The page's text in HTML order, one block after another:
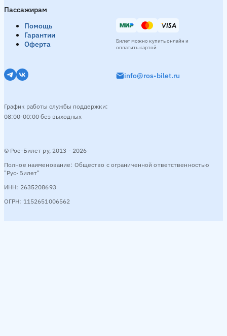
Пассажирам
Помощь
Гарантии
Оферта
© Рос-Билет ру, 2013 - 2026
Полное наименование: Общество с ограниченной ответственностью
"Рус-Билет"
ИНН: 2635208693
ОГРН: 1152651006562
info@ros-bilet.ru
График работы службы поддержки:
08:00-00:00 без выходных
Билет можно купить онлайн и
оплатить картой